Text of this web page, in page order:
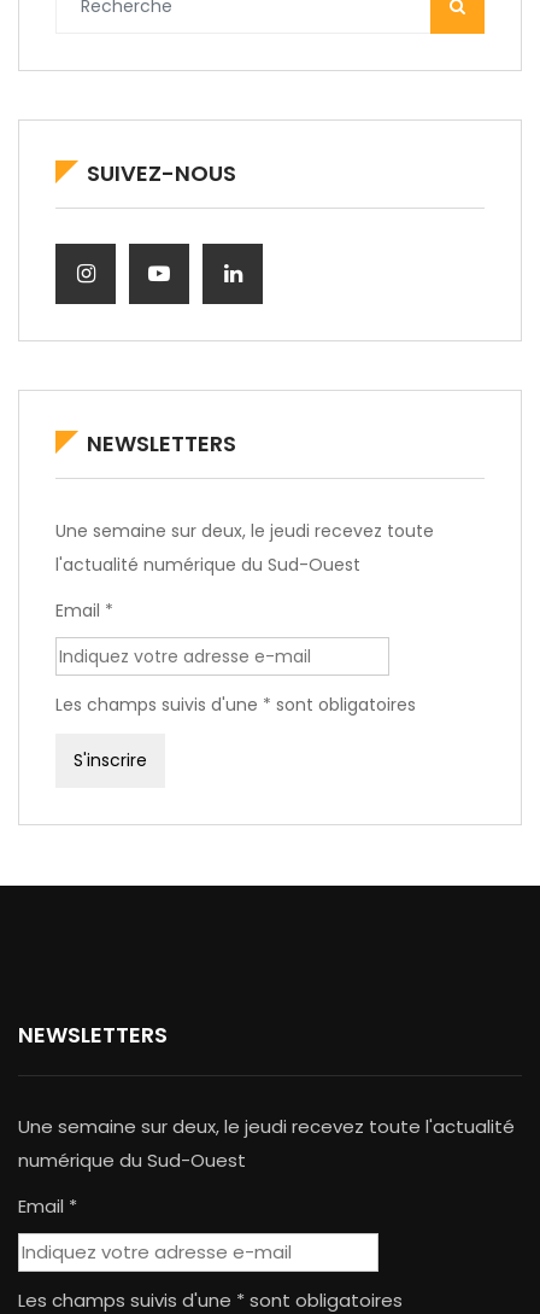
SUIVEZ-NOUS
NEWSLETTERS
Une semaine sur deux, le jeudi recevez toute
l'actualité numérique du Sud-Ouest
Email *
Les champs suivis d'une * sont obligatoires
NEWSLETTERS
Une semaine sur deux, le jeudi recevez toute l'actualité
numérique du Sud-Ouest
Email *
Les champs suivis d'une * sont obligatoires